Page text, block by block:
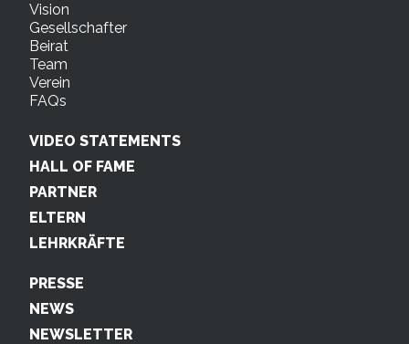
Vision
Gesellschafter
Beirat
Team
Verein
FAQs
VIDEO STATEMENTS
HALL OF FAME
PARTNER
ELTERN
LEHRKRÄFTE
PRESSE
NEWS
NEWSLETTER